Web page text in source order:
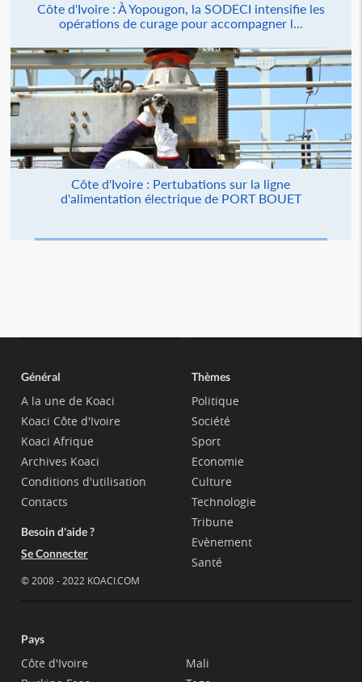
Côte d'Ivoire : À Yopougon, la SODECI intensifie les
opérations de curage pour accompagner l...
Côte d'Ivoire : Pertubations sur la ligne
d'alimentation électrique de PORT BOUET
Général
A la une de Koaci
Koaci Côte d'Ivoire
Koaci Afrique
Archives Koaci
Conditions d'utilisation
Contacts
Besoin d'aide ?
Se Connecter
© 2008 - 2022 KOACI.COM
Thèmes
Politique
Société
Sport
Economie
Culture
Technologie
Tribune
Evènement
Santé
Pays
Côte d'Ivoire
Mali